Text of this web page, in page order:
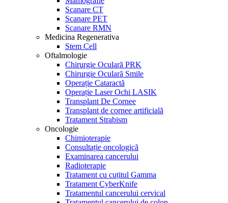
Scanare CT
Scanare PET
Scanare RMN
Medicina Regenerativa
Stem Cell
Oftalmologie
Chirurgie Oculară PRK
Chirurgie Oculară Smile
Operație Cataractă
Operație Laser Ochi LASIK
Transplant De Cornee
Transplant de cornee artificială
Tratament Strabism
Oncologie
Chimioterapie
Consultație oncologică
Examinarea cancerului
Radioterapie
Tratament cu cuțitul Gamma
Tratament CyberKnife
Tratamentul cancerului cervical